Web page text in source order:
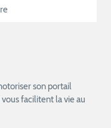
son portail
facilitent la vie au